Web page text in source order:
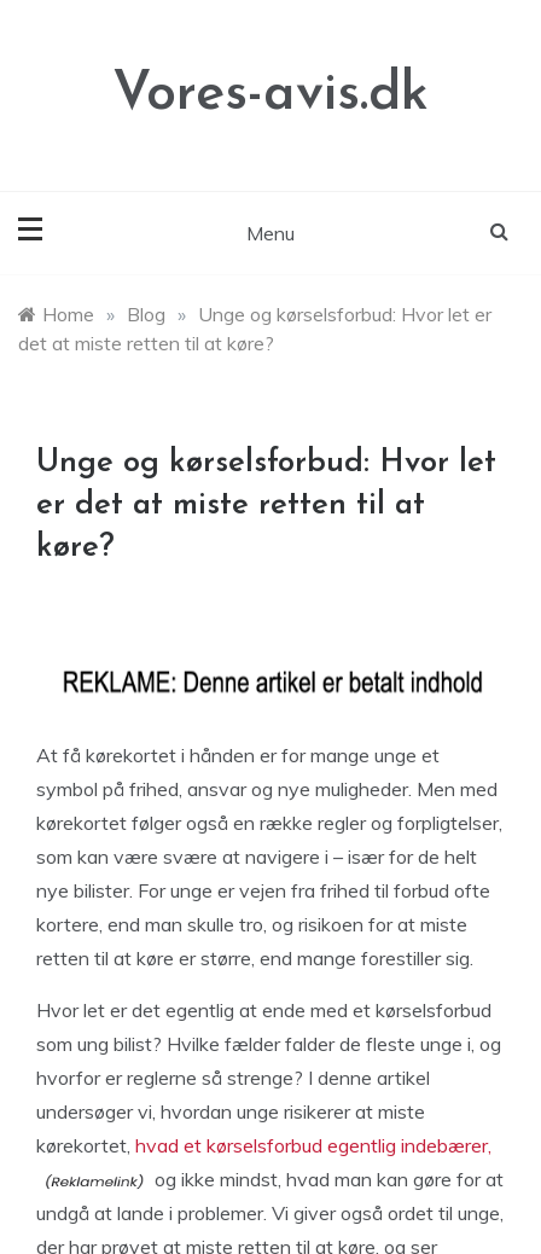
Vores-avis.dk
Menu
Home » Blog » Unge og kørselsforbud: Hvor let er
det at miste retten til at køre?
Unge og kørselsforbud: Hvor let
er det at miste retten til at
køre?
At få kørekortet i hånden er for mange unge et
symbol på frihed, ansvar og nye muligheder. Men med
kørekortet følger også en række regler og forpligtelser,
som kan være svære at navigere i – især for de helt
nye bilister. For unge er vejen fra frihed til forbud ofte
kortere, end man skulle tro, og risikoen for at miste
retten til at køre er større, end mange forestiller sig.
Hvor let er det egentlig at ende med et kørselsforbud
som ung bilist? Hvilke fælder falder de fleste unge i, og
hvorfor er reglerne så strenge? I denne artikel
undersøger vi, hvordan unge risikerer at miste
kørekortet, hvad et kørselsforbud egentlig indebærer,
og ikke mindst, hvad man kan gøre for at
undgå at lande i problemer. Vi giver også ordet til unge,
der har prøvet at miste retten til at køre, og ser